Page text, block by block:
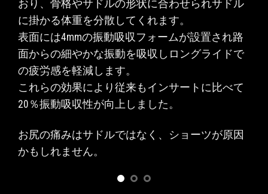
おり、骨格やサドルの形状に合わせられサドル
に掛かる体重を分散してくれます。
表面には4mmの振動吸収フォームが設置され路
面からの細やかな振動を吸収しロングライドで
の疲労感を軽減します。
これらの効果により従来もインサートに比べて
20％振動吸収性が向上しました。
お尻の痛みはサドルではなく、ショーツが原因
かもしれません。